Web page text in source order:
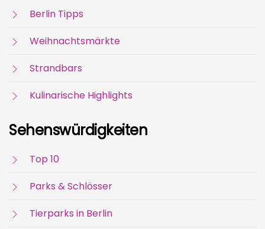
Berlin Tipps
Weihnachtsmärkte
Strandbars
Kulinarische Highlights
Sehenswürdigkeiten
Top 10
Parks & Schlösser
Tierparks in Berlin